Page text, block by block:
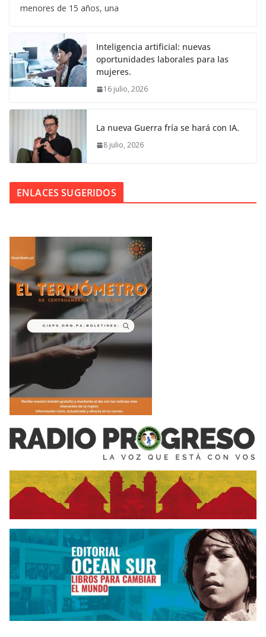
menores de 15 años, una
Inteligencia artificial: nuevas
oportunidades laborales para las
mujeres.
16 julio, 2026
La nueva Guerra fría se hará con IA.
8 julio, 2026
ENLACES SUGERIDOS